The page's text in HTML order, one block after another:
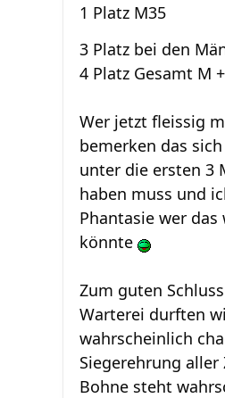
1 Platz M35
3 Platz bei den
4 Platz Gesamt M
Wer jetzt fleissig
bemerken das
unter die ersten 3
haben muss und
Phantasie wer
könnte
Zum guten
Warterei durften
wahrscheinlich
Siegerehrung aller
Bohne steht